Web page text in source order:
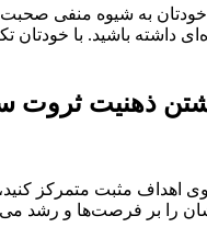
خودتان به شیوه منفی
داشته باشید. با
ذهنیت ثروت
اهداف مثبت متمرکز
را بر فرصت‌ها و رشد